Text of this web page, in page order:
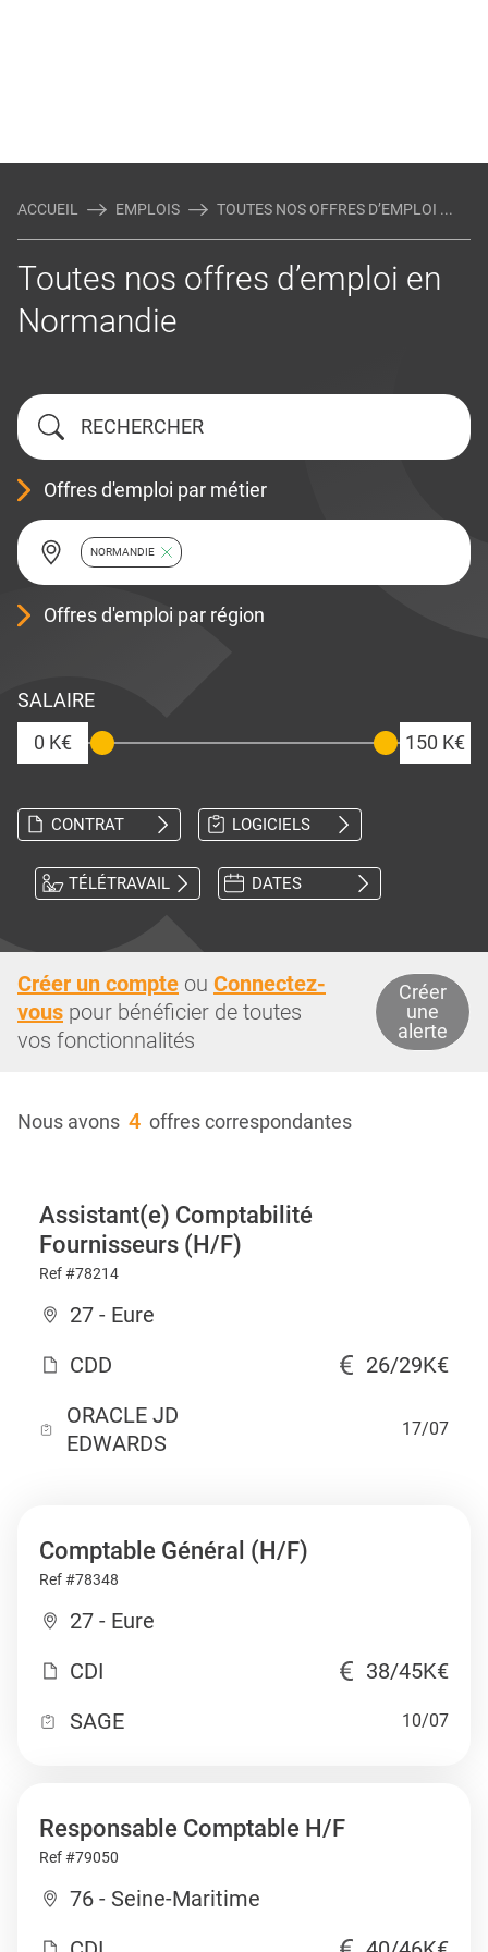
ACCUEIL EMPLOIS TOUTES NOS OFFRES D’EMPLOI ...
Toutes nos offres d’emploi en
Normandie
Offres d'emploi par métier
NORMANDIE
Offres d'emploi par région
SALAIRE
0 K€
150 K€
CONTRAT LOGICIELS
TÉLÉTRAVAIL DATES
Créer un compte ou Connectez-
vous pour bénéficier de toutes
vos fonctionnalités
Créer
une
alerte
Nous avons 4 offres correspondantes
Assistant(e) Comptabilité
Fournisseurs (H/F)
Ref #78214
27 - Eure
CDD
26/29K€
ORACLE JD
EDWARDS
17/07
Comptable Général (H/F)
Ref #78348
27 - Eure
CDI
38/45K€
SAGE
10/07
Responsable Comptable H/F
Ref #79050
76 - Seine-Maritime